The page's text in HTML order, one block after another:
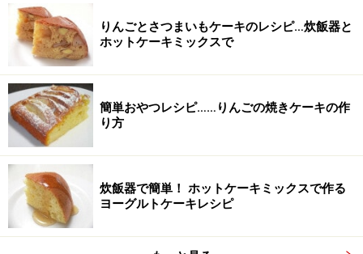
3
ラップで包んで冷蔵庫で1時間休ませる
ラップで包んで冷蔵庫で1時間ほど休ませる。
りんごとさつまいもケーキのレシピ…炊飯器と
ホットケーキミックスで
簡単おやつレシピ……りんごの焼きケーキの作
り方
炊飯器で簡単！ ホットケーキミックスで作る
ヨーグルトケーキレシピ